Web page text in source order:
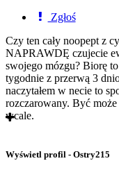
Zgłoś
Czy ten cały noopept z
NAPRAWDĘ czujecie
swojego mózgu? Biorę
tygodnie z przerwą 3
naczytałem w necie to
rozczarowany. Być
wcale.
Wyświetl profil - Ostry215